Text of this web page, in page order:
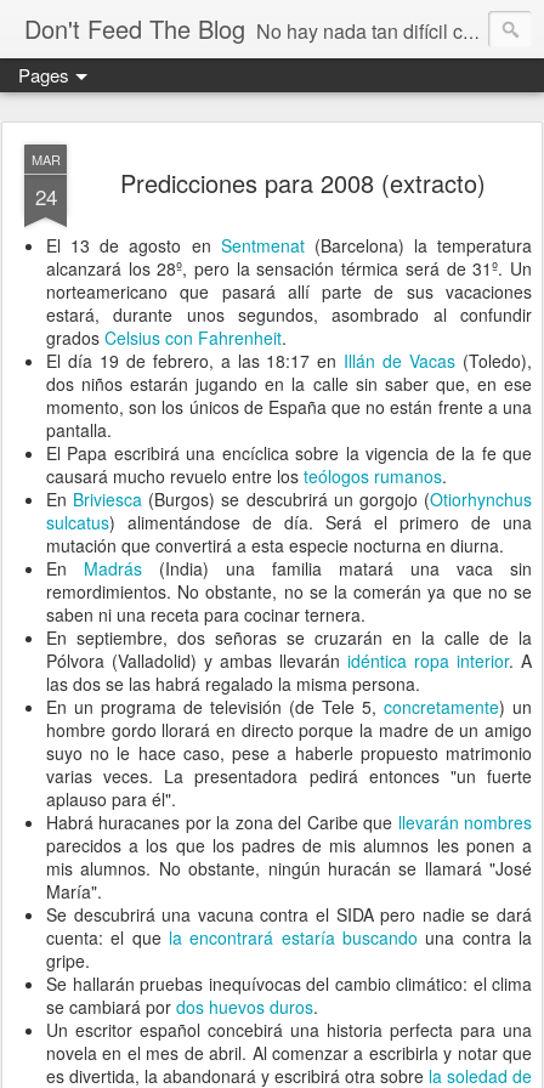
Don't Feed The Blog No hay nada tan difícil como no engañarse
Pages
MAR
24 Predicciones para 2008 (extracto)
El 13 de agosto en Sentmenat(Barcelona) la temperatura
alcanzará los 28º, pero la sensación térmica será de 31º. Un
norteamericano que pasará allí parte de sus vacaciones
estará, durante unos segundos, asombrado al confundir
grados Celsius con Fahrenheit.
El día 19 de febrero, a las 18:17 en Illán de Vacas (Toledo),
dos niños estarán jugando en la calle sin saber que, en ese
momento, son los únicos de España que no están frente a una
pantalla.
El Papa escribirá una encíclica sobre la vigencia de la fe que
causará mucho revuelo entre los teólogos rumanos.
En Briviesca (Burgos) se descubrirá un gorgojo (Otiorhynchus
sulcatus) alimentándose de día. Será el primero de una
mutación que convertirá a esta especie nocturna en diurna.
En Madrás (India) una familia matará una vaca sin
remordimientos. No obstante, no se la comerán ya que no se
saben ni una receta para cocinar ternera.
En septiembre, dos señoras se cruzarán en la calle de la
Pólvora (Valladolid) y ambas llevarán idéntica ropa interior. A
las dos se las habrá regalado la misma persona.
En un programa de televisión (de Tele 5, concretamente) un
hombre gordo llorará en directo porque la madre de un amigo
suyo no le hace caso, pese a haberle propuesto matrimonio
varias veces. La presentadora pedirá entonces "un fuerte
aplauso para él".
Habrá huracanes por la zona del Caribe que llevarán nombres
parecidos a los que los padres de mis alumnos les ponen a
mis alumnos. No obstante, ningún huracán se llamará "José
María".
Se descubrirá una vacuna contra el SIDA pero nadie se dará
cuenta: el que la encontrará estaría buscando una contra la
gripe.
Se hallarán pruebas inequívocas del cambio climático: el clima
se cambiará por dos huevos duros.
Un escritor español concebirá una historia perfecta para una
novela en el mes de abril. Al comenzar a escribirla y notar que
es divertida, la abandonará y escribirá otra sobre la soledad de